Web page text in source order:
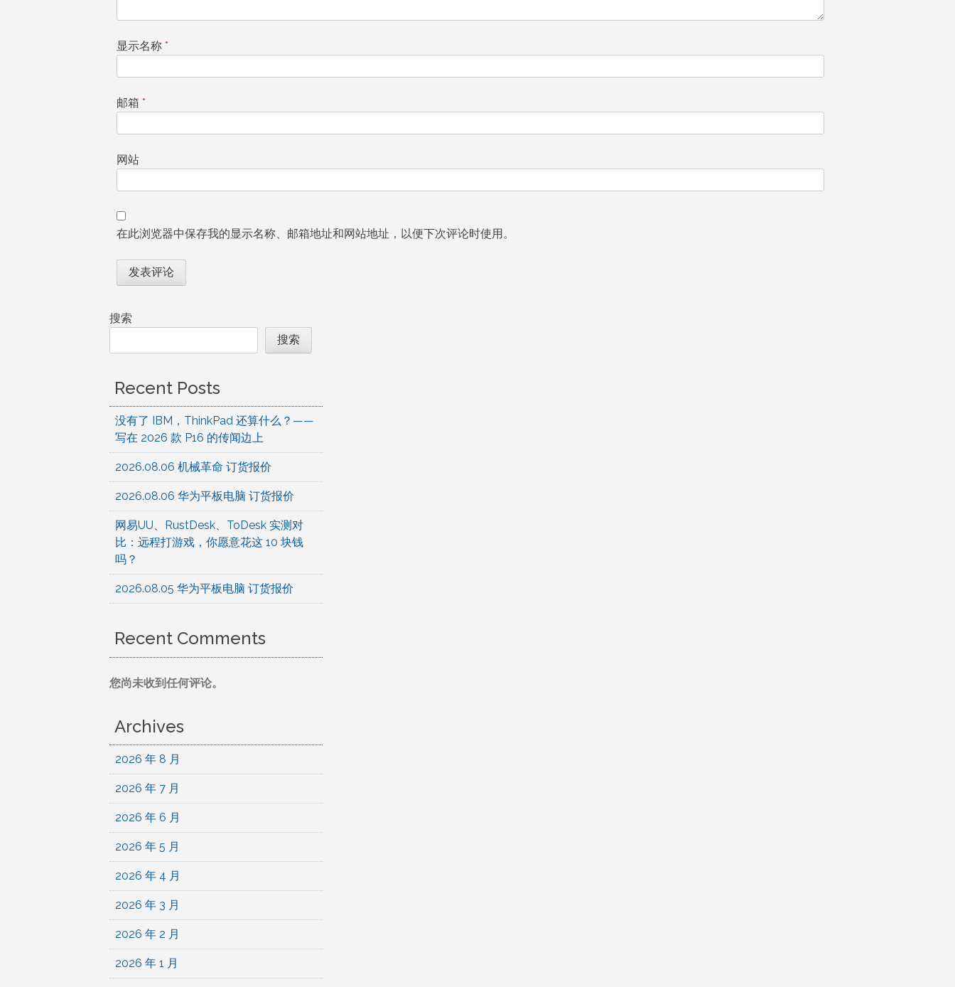
显示名称 *
邮箱 *
网站
在此浏览器中保存我的显示名称、邮箱地址和网站地址，以便下次评论时使用。
搜索
搜索
Recent Posts
没有了 IBM，ThinkPad 还算什么？——
写在 2026 款 P16 的传闻边上
2026.08.06 机械革命 订货报价
2026.08.06 华为平板电脑 订货报价
网易UU、RustDesk、ToDesk 实测对
比：远程打游戏，你愿意花这 10 块钱
吗？
2026.08.05 华为平板电脑 订货报价
Recent Comments
您尚未收到任何评论。
Archives
2026 年 8 月
2026 年 7 月
2026 年 6 月
2026 年 5 月
2026 年 4 月
2026 年 3 月
2026 年 2 月
2026 年 1 月